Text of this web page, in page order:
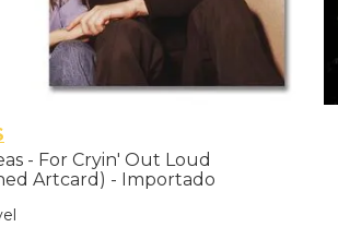
- For Cryin' Out Loud
Artcard) - Importado